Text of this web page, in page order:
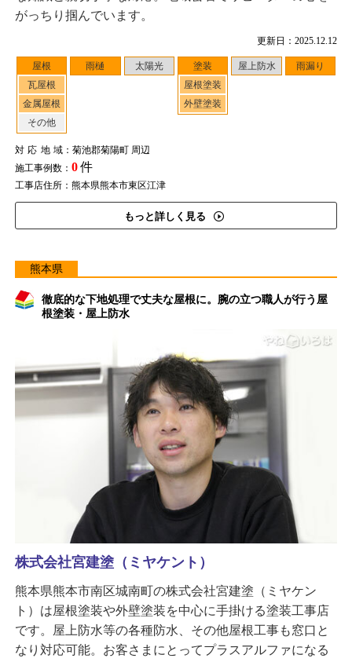
更新日：2025.12.12
屋根
瓦屋根
金属屋根
その他
雨樋 太陽光
塗装
屋根塗装
外壁塗装
屋上防水 雨漏り
対応地域：菊池郡菊陽町 周辺
施工事例数： 0件
工事店住所：熊本県熊本市東区江津
もっと詳しく見る
がっちり掴んでいます。
熊本県
徹底的な下地処理で丈夫な屋根に。腕の立つ職人が行う屋
根塗装・屋上防水
株式会社宮建塗（ミヤケント）
熊本県熊本市南区城南町の株式会社宮建塗（ミヤケン
ト）は屋根塗装や外壁塗装を中心に手掛ける塗装工事店
です。屋上防水等の各種防水、その他屋根工事も窓口と
なり対応可能。お客さまにとってプラスアルファになる